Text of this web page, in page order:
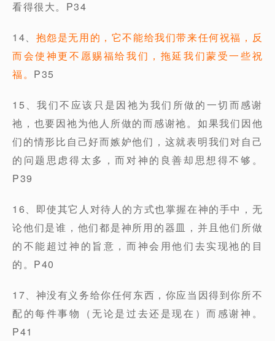
看得很大。P34
14、 抱怨是无用的，它不能给我们带来任何祝福，反
而会使神更不愿赐福给我们，拖延我们蒙受一些祝
福。 P35
15、我们不应该只是因祂为我们所做的一切而感谢
祂，也要因祂为他人所做的而感谢祂。如果我们因他
们的情形比自己好而嫉妒他们，这就表明我们对自己
的问题思虑得太多，而对神的良善却思想得不够。
P39
16、即使其它人对待人的方式也掌握在神的手中，无
论他们是谁，他们都是神所用的器皿，并且他们所做
的不能超过神的旨意，而神会用他们去实现祂的目
的。P40
17、神没有义务给你任何东西，你应当因得到你所不
配的每件事物（无论是过去还是现在）而感谢神。
P41